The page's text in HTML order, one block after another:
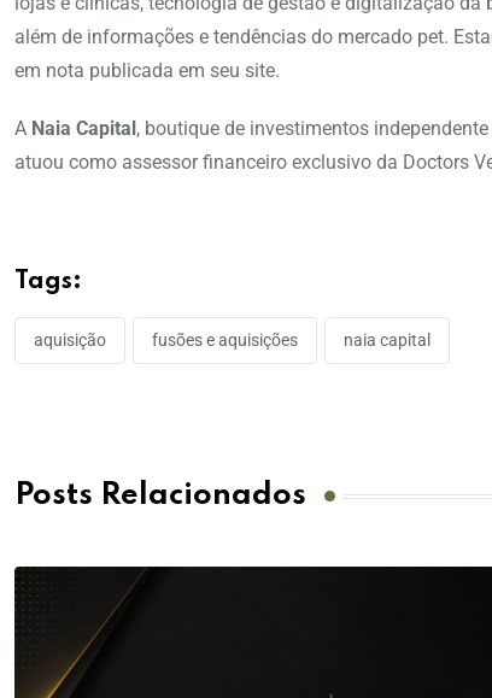
além de informações e tendências do mercado pet.
em nota publicada em seu site.
A Naia Capital, boutique de investimentos
atuou como assessor financeiro exclusivo da Doctors
Tags:
aquisição fusões e aquisições naia capital
Posts Relacionados